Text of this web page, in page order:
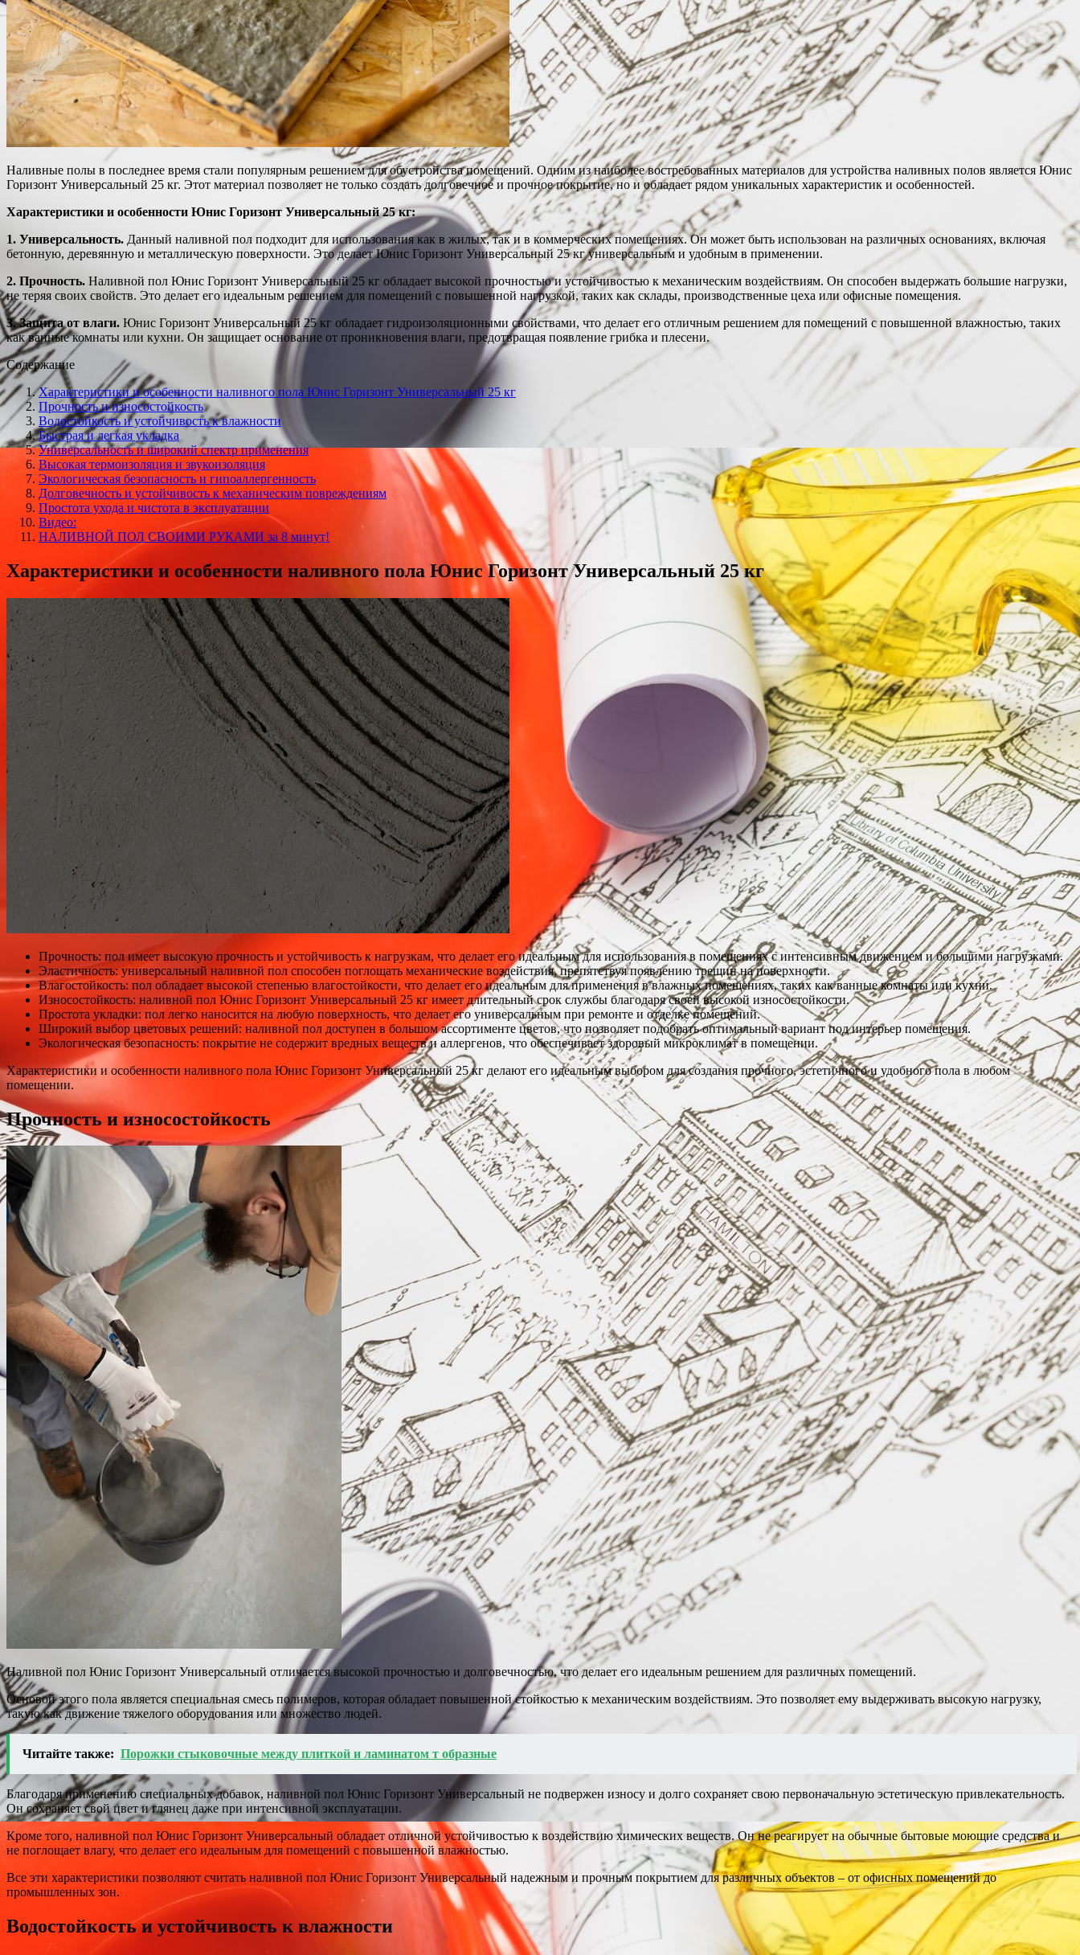
Наливные полы в последнее время стали популярным решением для обустройства помещений. Одним из наиболее востребованных материалов для устройства наливных полов является Юнис
Горизонт Универсальный 25 кг. Этот материал позволяет не только создать долговечное и прочное покрытие, но и обладает рядом уникальных характеристик и особенностей.
Характеристики и особенности Юнис Горизонт Универсальный 25 кг:
1. Универсальность. Данный наливной пол подходит для использования как в жилых, так и в коммерческих помещениях. Он может быть использован на различных основаниях, включая
бетонную, деревянную и металлическую поверхности. Это делает Юнис Горизонт Универсальный 25 кг универсальным и удобным в применении.
2. Прочность. Наливной пол Юнис Горизонт Универсальный 25 кг обладает высокой прочностью и устойчивостью к механическим воздействиям. Он способен выдержать большие нагрузки,
не теряя своих свойств. Это делает его идеальным решением для помещений с повышенной нагрузкой, таких как склады, производственные цеха или офисные помещения.
3. Защита от влаги. Юнис Горизонт Универсальный 25 кг обладает гидроизоляционными свойствами, что делает его отличным решением для помещений с повышенной влажностью, таких
как ванные комнаты или кухни. Он защищает основание от проникновения влаги, предотвращая появление грибка и плесени.
Содержание
Характеристики и особенности наливного пола Юнис Горизонт Универсальный 25 кг
Прочность и износостойкость
Водостойкость и устойчивость к влажности
Быстрая и легкая укладка
Универсальность и широкий спектр применения
Высокая термоизоляция и звукоизоляция
Экологическая безопасность и гипоаллергенность
Долговечность и устойчивость к механическим повреждениям
Простота ухода и чистота в эксплуатации
Видео:
НАЛИВНОЙ ПОЛ СВОИМИ РУКАМИ за 8 минут!
Характеристики и особенности наливного пола Юнис Горизонт Универсальный 25 кг
Прочность: пол имеет высокую прочность и устойчивость к нагрузкам, что делает его идеальным для использования в помещениях с интенсивным движением и большими нагрузками.
Эластичность: универсальный наливной пол способен поглощать механические воздействия, препятствуя появлению трещин на поверхности.
Влагостойкость: пол обладает высокой степенью влагостойкости, что делает его идеальным для применения в влажных помещениях, таких как ванные комнаты или кухни.
Износостойкость: наливной пол Юнис Горизонт Универсальный 25 кг имеет длительный срок службы благодаря своей высокой износостойкости.
Простота укладки: пол легко наносится на любую поверхность, что делает его универсальным при ремонте и отделке помещений.
Широкий выбор цветовых решений: наливной пол доступен в большом ассортименте цветов, что позволяет подобрать оптимальный вариант под интерьер помещения.
Экологическая безопасность: покрытие не содержит вредных веществ и аллергенов, что обеспечивает здоровый микроклимат в помещении.
Характеристики и особенности наливного пола Юнис Горизонт Универсальный 25 кг делают его идеальным выбором для создания прочного, эстетичного и удобного пола в любом
помещении.
Прочность и износостойкость
Наливной пол Юнис Горизонт Универсальный отличается высокой прочностью и долговечностью, что делает его идеальным решением для различных помещений.
Основой этого пола является специальная смесь полимеров, которая обладает повышенной стойкостью к механическим воздействиям. Это позволяет ему выдерживать высокую нагрузку,
такую как движение тяжелого оборудования или множество людей.
Читайте также: Порожки стыковочные между плиткой и ламинатом т образные
Благодаря применению специальных добавок, наливной пол Юнис Горизонт Универсальный не подвержен износу и долго сохраняет свою первоначальную эстетическую привлекательность.
Он сохраняет свой цвет и глянец даже при интенсивной эксплуатации.
Кроме того, наливной пол Юнис Горизонт Универсальный обладает отличной устойчивостью к воздействию химических веществ. Он не реагирует на обычные бытовые моющие средства и
не поглощает влагу, что делает его идеальным для помещений с повышенной влажностью.
Все эти характеристики позволяют считать наливной пол Юнис Горизонт Универсальный надежным и прочным покрытием для различных объектов – от офисных помещений до
промышленных зон.
Водостойкость и устойчивость к влажности